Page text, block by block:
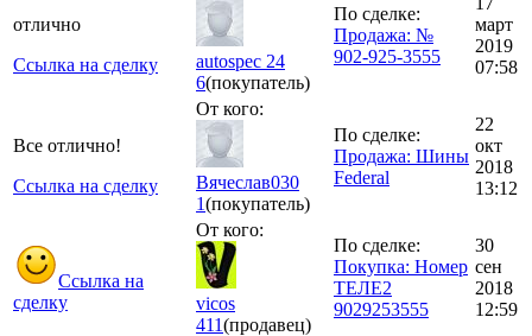
отлично
Ссылка на сделку
autospec 24
6(покупатель)
По сделке:
Продажа: №
902-925-3555
март
2019
07:58
Все отлично!
Ссылка на сделку
От кого:
Вячеслав030
1(покупатель)
По сделке:
Продажа: Шины
Federal
22
окт
2018
13:12
Ссылка на
сделку
От кого:
vicos
411(продавец)
По сделке:
Покупка: Номер
ТЕЛЕ2
9029253555
30
сен
2018
12:59